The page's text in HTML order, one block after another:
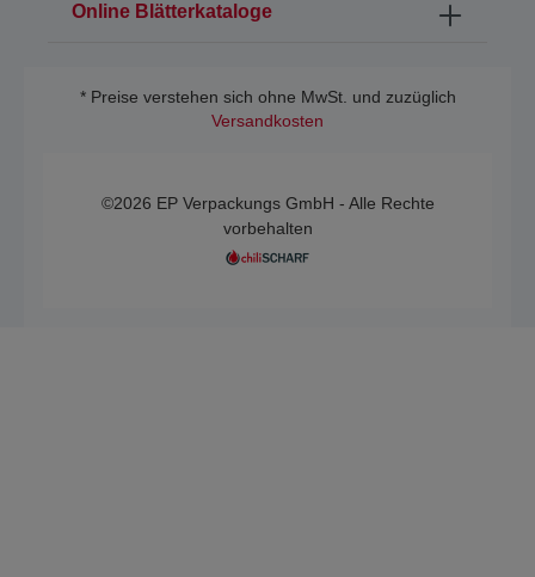
Online Blätterkataloge
* Preise verstehen sich ohne MwSt. und zuzüglich
Versandkosten
©2026 EP Verpackungs GmbH - Alle Rechte
vorbehalten